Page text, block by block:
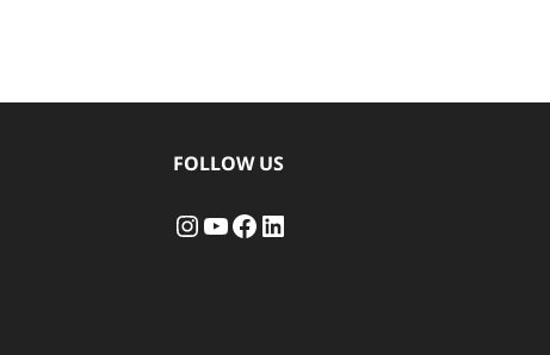
FOLLOW US
Instagram
YouTube
Facebook
LinkedIn